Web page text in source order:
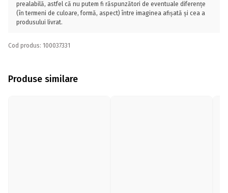
prealabilă, astfel că nu putem fi răspunzători de eventuale diferențe
(în termeni de culoare, formă, aspect) între imaginea afișată și cea a
produsului livrat.
Cod produs: 100037331
Produse similare